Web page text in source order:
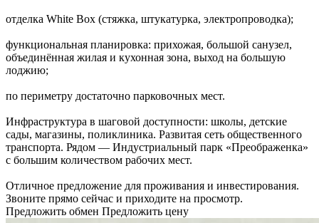
отделка White Box (стяжка, штукатурка, электропроводка);
функциональная планировка: прихожая, большой санузел,
объединённая жилая и кухонная зона, выход на большую
лоджию;
по периметру достаточно парковочных мест.
Инфраструктура в шаговой доступности: школы, детские
сады, магазины, поликлиника. Развитая сеть общественного
транспорта. Рядом — Индустриальный парк «Преображенка»
с большим количеством рабочих мест.
Отличное предложение для проживания и инвестирования.
Звоните прямо сейчас и приходите на просмотр.
Предложить обмен Предложить цену